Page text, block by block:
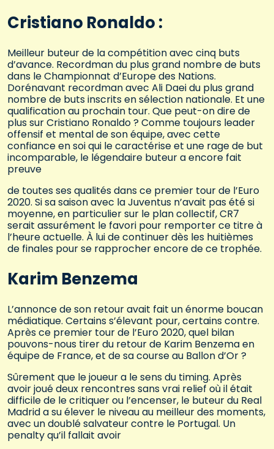
Cristiano Ronaldo :
Meilleur buteur de la compétition avec cinq buts
d’avance. Recordman du plus grand nombre de buts
dans le Championnat d’Europe des Nations.
Dorénavant recordman avec Ali Daei du plus grand
nombre de buts inscrits en sélection nationale. Et une
qualification au prochain tour. Que peut-on dire de
plus sur Cristiano Ronaldo ? Comme toujours leader
offensif et mental de son équipe, avec cette
confiance en soi qui le caractérise et une rage de but
incomparable, le légendaire buteur a encore fait
preuve
de toutes ses qualités dans ce premier tour de l’Euro
2020. Si sa saison avec la Juventus n’avait pas été si
moyenne, en particulier sur le plan collectif, CR7
serait assurément le favori pour remporter ce titre à
l’heure actuelle. À lui de continuer dès les huitièmes
de finales pour se rapprocher encore de ce trophée.
Karim Benzema
L’annonce de son retour avait fait un énorme boucan
médiatique. Certains s’élevant pour, certains contre.
Après ce premier tour de l’Euro 2020, quel bilan
pouvons-nous tirer du retour de Karim Benzema en
équipe de France, et de sa course au Ballon d’Or ?
Sûrement que le joueur a le sens du timing. Après
avoir joué deux rencontres sans vrai relief où il était
difficile de le critiquer ou l’encenser, le buteur du Real
Madrid a su élever le niveau au meilleur des moments,
avec un doublé salvateur contre le Portugal. Un
penalty qu’il fallait avoir